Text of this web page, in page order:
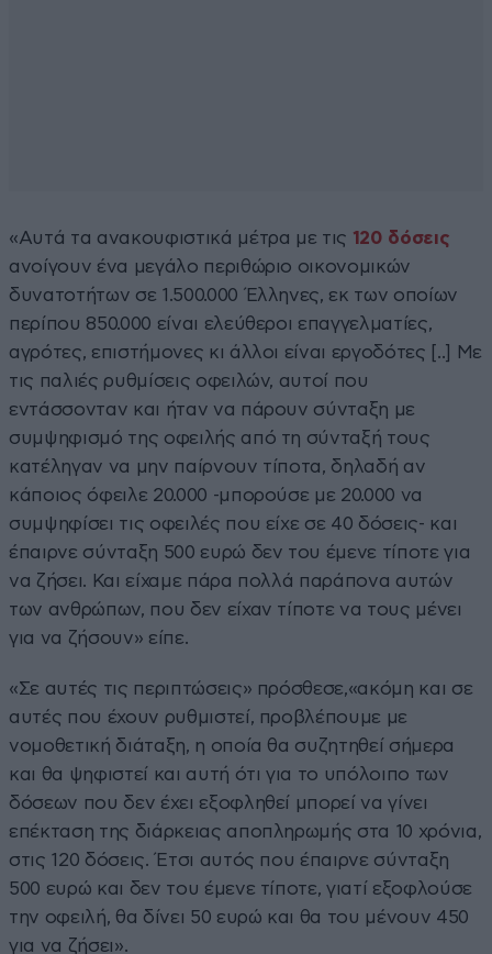
«Αυτά τα ανακουφιστικά μέτρα με τις 120 δόσεις
ανοίγουν ένα μεγάλο περιθώριο οικονομικών
δυνατοτήτων σε 1.500.000 Έλληνες, εκ των οποίων
περίπου 850.000 είναι ελεύθεροι επαγγελματίες,
αγρότες, επιστήμονες κι άλλοι είναι εργοδότες [..] Με
τις παλιές ρυθμίσεις οφειλών, αυτοί που
εντάσσονταν και ήταν να πάρουν σύνταξη με
συμψηφισμό της οφειλής από τη σύνταξή τους
κατέληγαν να μην παίρνουν τίποτα, δηλαδή αν
κάποιος όφειλε 20.000 -μπορούσε με 20.000 να
συμψηφίσει τις οφειλές που είχε σε 40 δόσεις- και
έπαιρνε σύνταξη 500 ευρώ δεν του έμενε τίποτε για
να ζήσει. Και είχαμε πάρα πολλά παράπονα αυτών
των ανθρώπων, που δεν είχαν τίποτε να τους μένει
για να ζήσουν» είπε.
«Σε αυτές τις περιπτώσεις» πρόσθεσε,«ακόμη και σε
αυτές που έχουν ρυθμιστεί, προβλέπουμε με
νομοθετική διάταξη, η οποία θα συζητηθεί σήμερα
και θα ψηφιστεί και αυτή ότι για το υπόλοιπο των
δόσεων που δεν έχει εξοφληθεί μπορεί να γίνει
επέκταση της διάρκειας αποπληρωμής στα 10 χρόνια,
στις 120 δόσεις. Έτσι αυτός που έπαιρνε σύνταξη
500 ευρώ και δεν του έμενε τίποτε, γιατί εξοφλούσε
την οφειλή, θα δίνει 50 ευρώ και θα του μένουν 450
για να ζήσει».